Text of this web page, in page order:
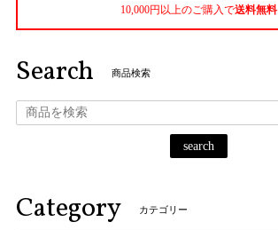
10,000円以上のご購入で送料無料
Search 商品検索
search
Category カテゴリー